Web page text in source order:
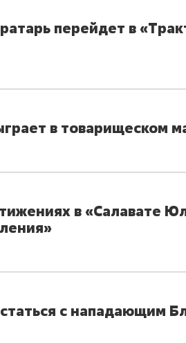
перейдет в
в товарищеском
в «Салавате
с нападающим